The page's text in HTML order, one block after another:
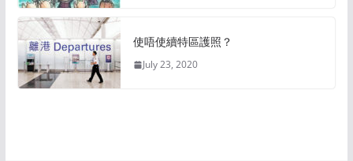
使唔使續特區護照？
July 23, 2020